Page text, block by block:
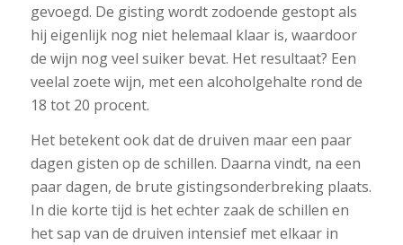
gevoegd. De gisting wordt zodoende gestopt als
hij eigenlijk nog niet helemaal klaar is, waardoor
de wijn nog veel suiker bevat. Het resultaat? Een
veelal zoete wijn, met een alcoholgehalte rond de
18 tot 20 procent.
Het betekent ook dat de druiven maar een paar
dagen gisten op de schillen. Daarna vindt, na een
paar dagen, de brute gistingsonderbreking plaats.
In die korte tijd is het echter zaak de schillen en
het sap van de druiven intensief met elkaar in